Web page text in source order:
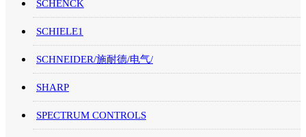
SCHENCK
SCHIELE1
SCHNEIDER/施耐德/电气/
SHARP
SPECTRUM CONTROLS